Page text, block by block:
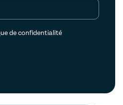
de confidentialité